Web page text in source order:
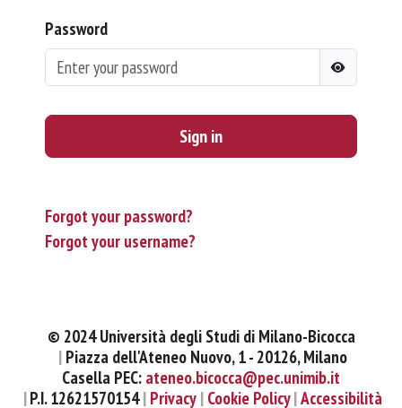
Password
Sign in
Forgot your password?
Forgot your username?
© 2024 Università degli Studi di Milano-Bicocca
Piazza dell'Ateneo Nuovo, 1 - 20126, Milano
Casella PEC: ateneo.bicocca@pec.unimib.it
P.I. 12621570154 Privacy Cookie Policy Accessibilità